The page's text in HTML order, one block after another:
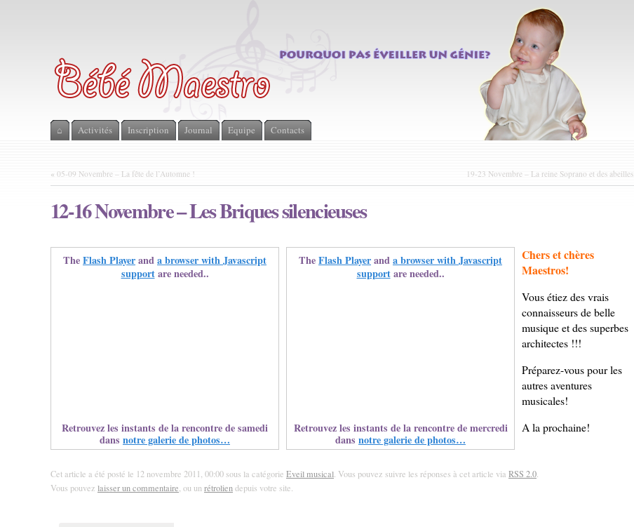
⌂ Activités Inscription Journal Equipe Contacts
« 05-09 Novembre – La fête de l’Automne ! 19-23 Novembre – La reine Soprano et des abeilles
12-16 Novembre – Les Briques silencieuses
TheFlash Playeranda browser with Javascript
supportare needed..
Retrouvez les instants de la rencontre de samedi
dans notre galerie de photos…
TheFlash Playeranda browser with Javascript
supportare needed..
Retrouvez les instants de la rencontre de mercredi
dans notre galerie de photos…
Chers et chères
Maestros!
Vous étiez des vrais
connaisseurs de belle
musique et des superbes
architectes !!!
Préparez-vous pour les
autres aventures
musicales!
A la prochaine!
Cet article a été posté le 12 novembre 2011, 00:00 sous la catégorie Eveil musical . Vous pouvez suivre les réponses à cet article via RSS 2.0
Vous pouvez laisser un commentaire , ou un rétroliendepuis votre site.